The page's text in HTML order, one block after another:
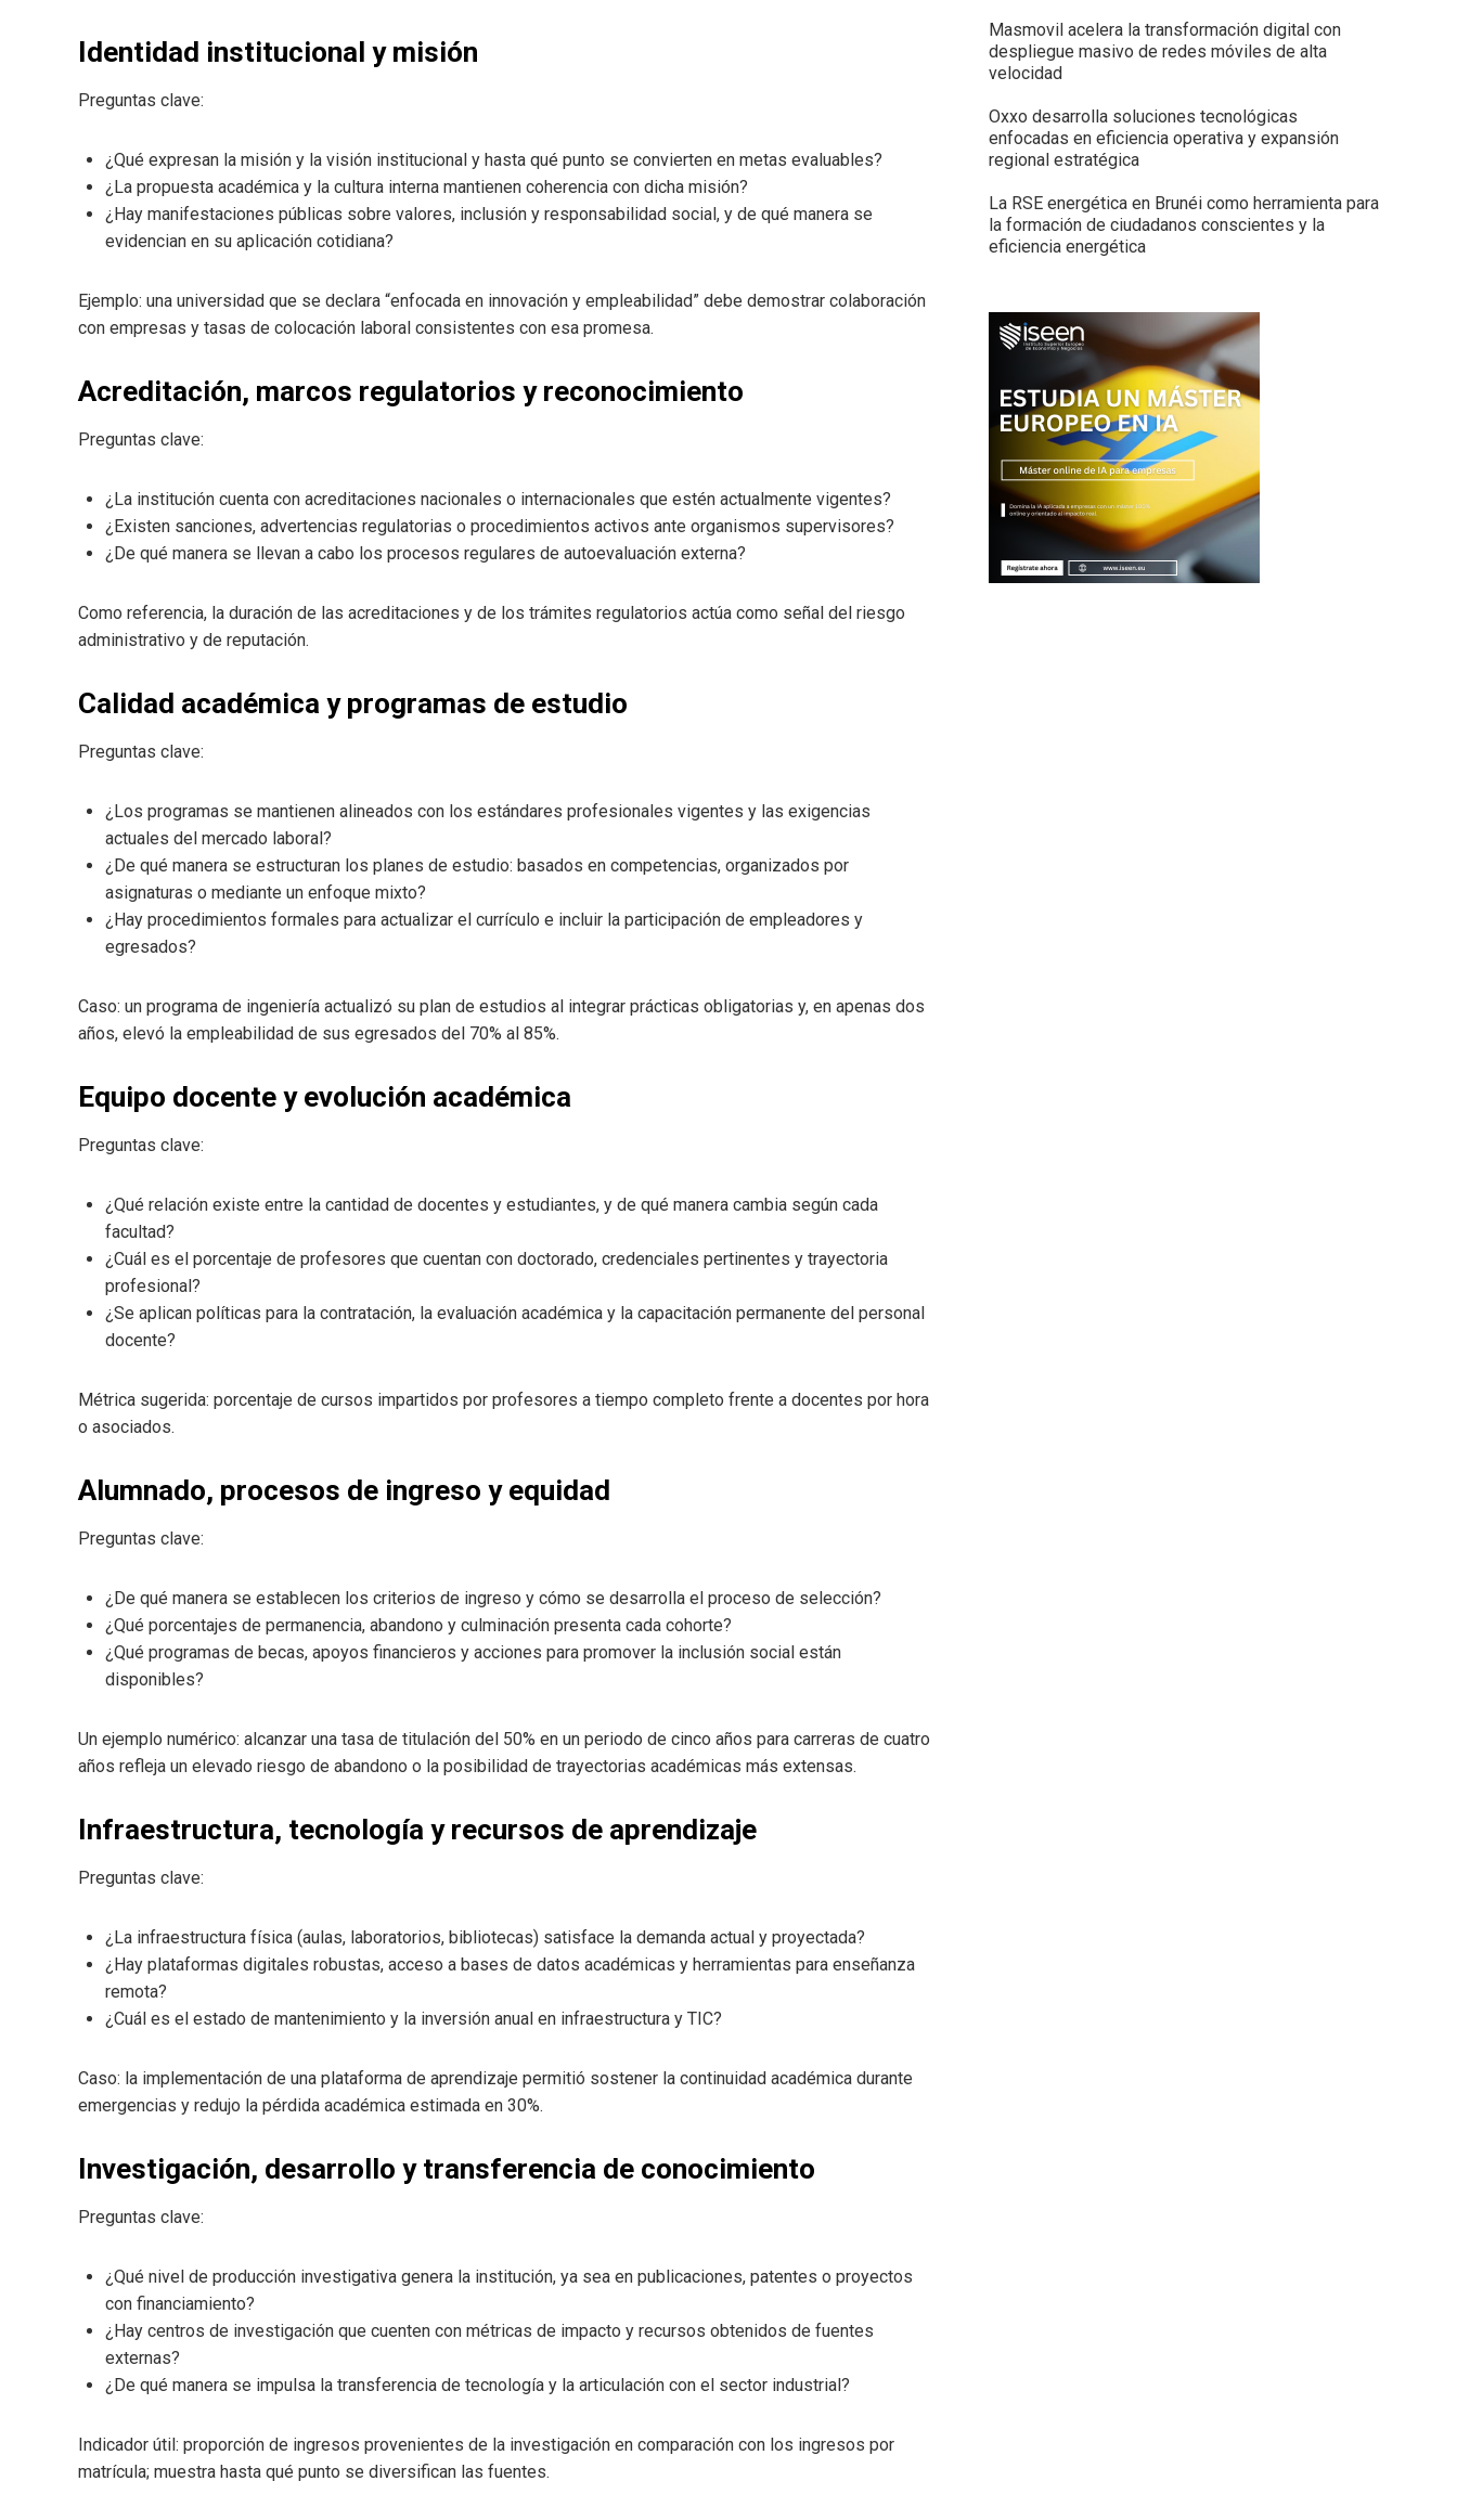
Identidad institucional y misión
Preguntas clave:
¿Qué expresan la misión y la visión institucional y hasta qué punto se convierten en metas evaluables?
¿La propuesta académica y la cultura interna mantienen coherencia con dicha misión?
¿Hay manifestaciones públicas sobre valores, inclusión y responsabilidad social, y de qué manera se
evidencian en su aplicación cotidiana?
Ejemplo: una universidad que se declara “enfocada en innovación y empleabilidad” debe demostrar colaboración
con empresas y tasas de colocación laboral consistentes con esa promesa.
Acreditación, marcos regulatorios y reconocimiento
Preguntas clave:
¿La institución cuenta con acreditaciones nacionales o internacionales que estén actualmente vigentes?
¿Existen sanciones, advertencias regulatorias o procedimientos activos ante organismos supervisores?
¿De qué manera se llevan a cabo los procesos regulares de autoevaluación externa?
Como referencia, la duración de las acreditaciones y de los trámites regulatorios actúa como señal del riesgo
administrativo y de reputación.
Calidad académica y programas de estudio
Preguntas clave:
¿Los programas se mantienen alineados con los estándares profesionales vigentes y las exigencias
actuales del mercado laboral?
¿De qué manera se estructuran los planes de estudio: basados en competencias, organizados por
asignaturas o mediante un enfoque mixto?
¿Hay procedimientos formales para actualizar el currículo e incluir la participación de empleadores y
egresados?
Caso: un programa de ingeniería actualizó su plan de estudios al integrar prácticas obligatorias y, en apenas dos
años, elevó la empleabilidad de sus egresados del 70% al 85%.
Equipo docente y evolución académica
Preguntas clave:
¿Qué relación existe entre la cantidad de docentes y estudiantes, y de qué manera cambia según cada
facultad?
¿Cuál es el porcentaje de profesores que cuentan con doctorado, credenciales pertinentes y trayectoria
profesional?
¿Se aplican políticas para la contratación, la evaluación académica y la capacitación permanente del personal
docente?
Métrica sugerida: porcentaje de cursos impartidos por profesores a tiempo completo frente a docentes por hora
o asociados.
Alumnado, procesos de ingreso y equidad
Preguntas clave:
¿De qué manera se establecen los criterios de ingreso y cómo se desarrolla el proceso de selección?
¿Qué porcentajes de permanencia, abandono y culminación presenta cada cohorte?
¿Qué programas de becas, apoyos financieros y acciones para promover la inclusión social están
disponibles?
Un ejemplo numérico: alcanzar una tasa de titulación del 50% en un periodo de cinco años para carreras de cuatro
años refleja un elevado riesgo de abandono o la posibilidad de trayectorias académicas más extensas.
Infraestructura, tecnología y recursos de aprendizaje
Preguntas clave:
¿La infraestructura física (aulas, laboratorios, bibliotecas) satisface la demanda actual y proyectada?
¿Hay plataformas digitales robustas, acceso a bases de datos académicas y herramientas para enseñanza
remota?
¿Cuál es el estado de mantenimiento y la inversión anual en infraestructura y TIC?
Caso: la implementación de una plataforma de aprendizaje permitió sostener la continuidad académica durante
emergencias y redujo la pérdida académica estimada en 30%.
Investigación, desarrollo y transferencia de conocimiento
Preguntas clave:
¿Qué nivel de producción investigativa genera la institución, ya sea en publicaciones, patentes o proyectos
con financiamiento?
¿Hay centros de investigación que cuenten con métricas de impacto y recursos obtenidos de fuentes
externas?
¿De qué manera se impulsa la transferencia de tecnología y la articulación con el sector industrial?
Indicador útil: proporción de ingresos provenientes de la investigación en comparación con los ingresos por
matrícula; muestra hasta qué punto se diversifican las fuentes.
Masmovil acelera la transformación digital con
despliegue masivo de redes móviles de alta
velocidad
Oxxo desarrolla soluciones tecnológicas
enfocadas en eficiencia operativa y expansión
regional estratégica
La RSE energética en Brunéi como herramienta para
la formación de ciudadanos conscientes y la
eficiencia energética